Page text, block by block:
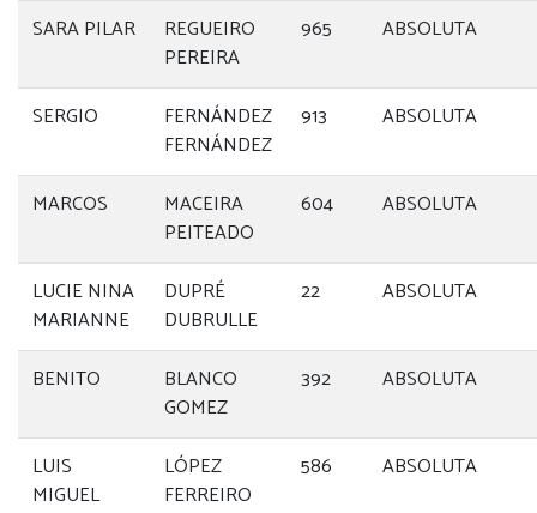
SARA PILAR
REGUEIRO
PEREIRA
965 ABSOLUTA
SERGIO
FERNÁNDEZ
FERNÁNDEZ
913 ABSOLUTA
MARCOS
MACEIRA
PEITEADO
604 ABSOLUTA
LUCIE NINA
MARIANNE
DUPRÉ
DUBRULLE
22 ABSOLUTA
BENITO
BLANCO
GOMEZ
392 ABSOLUTA
LUIS
MIGUEL
LÓPEZ
FERREIRO
586 ABSOLUTA